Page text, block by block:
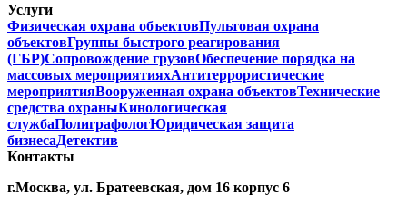
Услуги
Физическая охрана объектовПультовая охрана
объектовГруппы быстрого реагирования
(ГБР)Сопровождение грузовОбеспечение порядка на
массовых мероприятияхАнтитеррористические
мероприятияВооруженная охрана объектовТехнические
средства охраныКинологическая
службаПолиграфологЮридическая защита
бизнесаДетектив
Контакты
г.Москва, ул. Братеевская, дом 16 корпус 6